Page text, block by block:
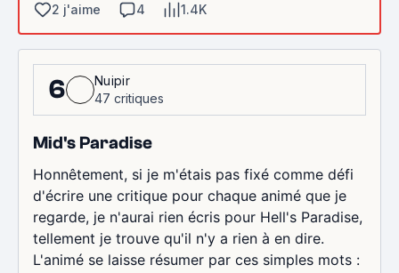
2 j'aime
4 1.4K
6
Nuipir
47 critiques
Mid's Paradise
Honnêtement, si je m'étais pas fixé comme défi
d'écrire une critique pour chaque animé que je
regarde, je n'aurai rien écris pour Hell's Paradise,
tellement je trouve qu'il n'y a rien à en dire.
L'animé se laisse résumer par ces simples mots :